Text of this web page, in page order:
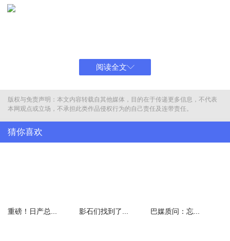
足，想必还能给观众贡献更多的作品与角色。
除此之外，中生代演员与青年演员们也不少。
男演员
阅读全文
版权与免责声明：本文内容转载自其他媒体，目的在于传递更多信息，不代表
本网观点或立场，不承担此类作品侵权行为的自己责任及连带责任。
猜你喜欢
重磅！日产总... 影石们找到了... 巴媒质问：忘...